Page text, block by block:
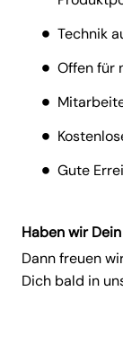
Technik
Offen für
Gute
Haben wir
Dann freuen
Dich bald in